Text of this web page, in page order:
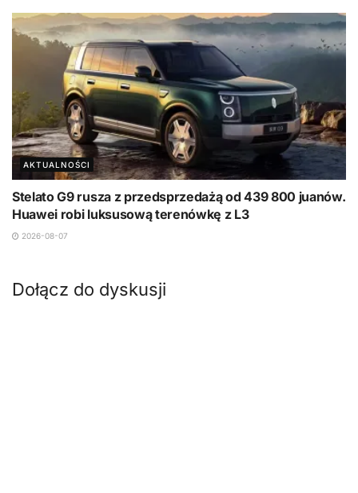
AKTUALNOŚCI
Stelato G9 rusza z przedsprzedażą od 439 800 juanów.
Huawei robi luksusową terenówkę z L3
2026-08-07
Dołącz do dyskusji